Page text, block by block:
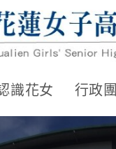
識花女 行政